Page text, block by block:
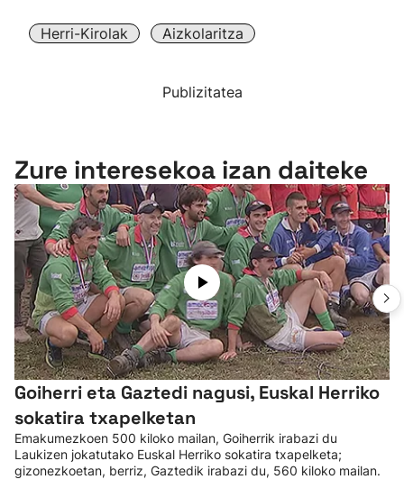
Herri-Kirolak Aizkolaritza
Publizitatea
Zure interesekoa izan daiteke
Goiherri eta Gaztedi nagusi, Euskal Herriko
sokatira txapelketan
Emakumezkoen 500 kiloko mailan, Goiherrik irabazi du
Laukizen jokatutako Euskal Herriko sokatira txapelketa;
gizonezkoetan, berriz, Gaztedik irabazi du, 560 kiloko mailan.